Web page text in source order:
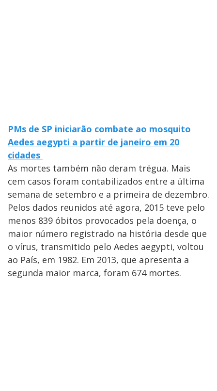
PMs de SP iniciarão combate ao mosquito
Aedes aegypti a partir de janeiro em 20
cidades
As mortes também não deram trégua. Mais
cem casos foram contabilizados entre a última
semana de setembro e a primeira de dezembro.
Pelos dados reunidos até agora, 2015 teve pelo
menos 839 óbitos provocados pela doença, o
maior número registrado na história desde que
o vírus, transmitido pelo Aedes aegypti, voltou
ao País, em 1982. Em 2013, que apresenta a
segunda maior marca, foram 674 mortes.